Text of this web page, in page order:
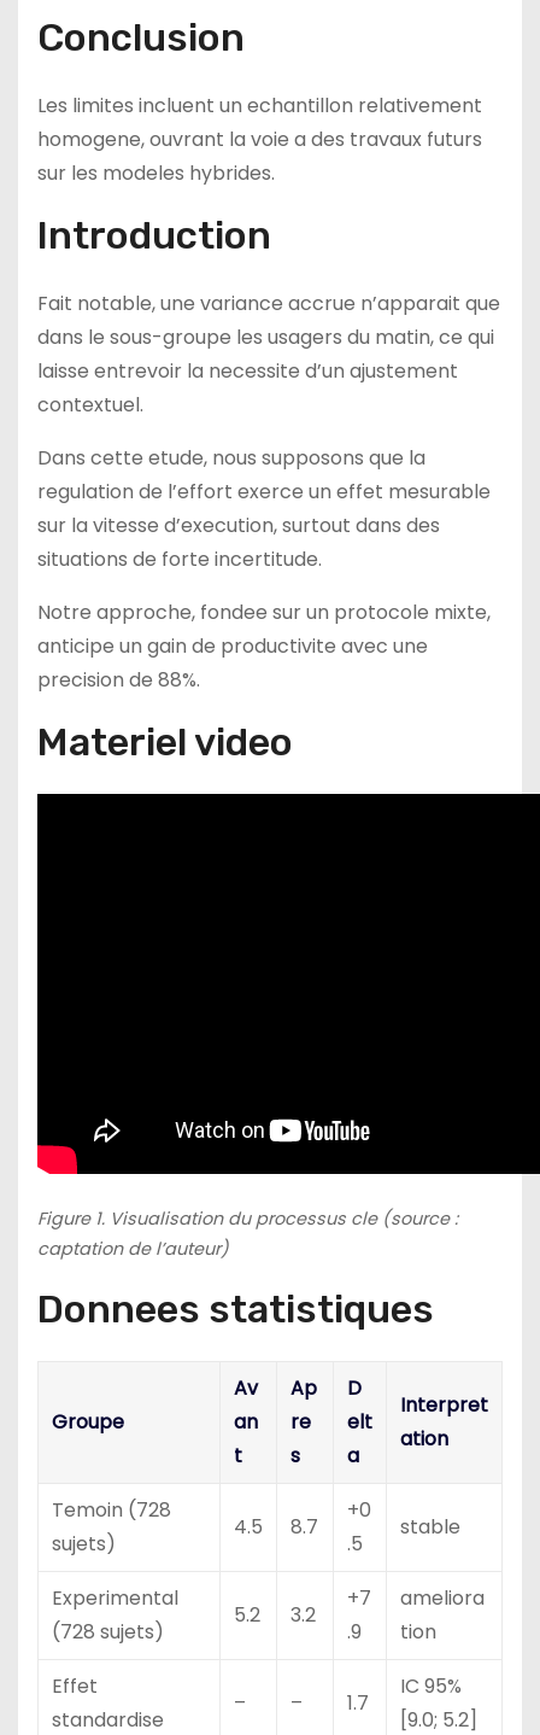
Conclusion
Les limites incluent un echantillon relativement
homogene, ouvrant la voie a des travaux futurs
sur les modeles hybrides.
Introduction
Fait notable, une variance accrue n’apparait que
dans le sous-groupe les usagers du matin, ce qui
laisse entrevoir la necessite d’un ajustement
contextuel.
Dans cette etude, nous supposons que la
regulation de l’effort exerce un effet mesurable
sur la vitesse d’execution, surtout dans des
situations de forte incertitude.
Notre approche, fondee sur un protocole mixte,
anticipe un gain de productivite avec une
precision de 88%.
Materiel video
Figure 1. Visualisation du processus cle (source :
captation de l’auteur)
Donnees statistiques
Groupe
Av
an
t
Ap
re
s
D
elt
a
Interpret
ation
Temoin (728
sujets)
4.5 8.7
+0
.5
stable
Experimental
(728 sujets)
5.2 3.2
+7
.9
ameliora
tion
Effet
standardise
– – 1.7
IC 95%
[9.0; 5.2]